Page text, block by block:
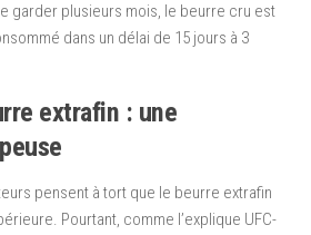
garder plusieurs mois, le beurre cru est
dans un délai de 15 jours à 3
extrafin : une
pensent à tort que le beurre extrafin
Pourtant, comme l’explique UFC-